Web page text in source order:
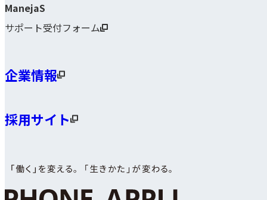
ManejaS
サポート受付フォーム
企業情報
採用サイト